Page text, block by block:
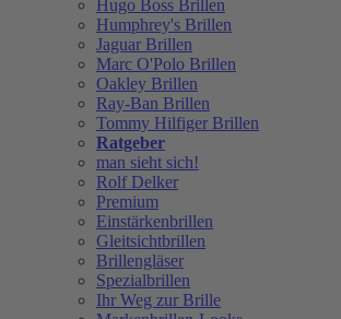
Hugo Boss Brillen
Humphrey's Brillen
Jaguar Brillen
Marc O'Polo Brillen
Oakley Brillen
Ray-Ban Brillen
Tommy Hilfiger Brillen
Ratgeber
man sieht sich!
Rolf Delker
Premium
Einstärkenbrillen
Gleitsichtbrillen
Brillengläser
Spezialbrillen
Ihr Weg zur Brille